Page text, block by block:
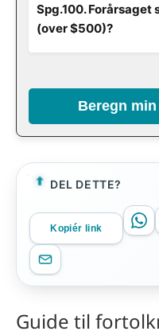
Spg.100.
(over $500)?
Beregn
DEL DETTE?
Kopiér link
Guide til